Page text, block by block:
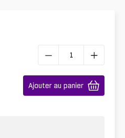
Ajouter au panier